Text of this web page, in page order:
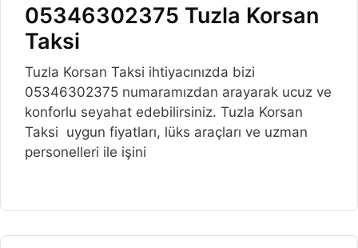
05346302375 Tuzla Korsan
Taksi
Tuzla Korsan Taksi ihtiyacınızda bizi
05346302375 numaramızdan arayarak ucuz ve
konforlu seyahat edebilirsiniz. Tuzla Korsan
Taksi uygun fiyatları, lüks araçları ve uzman
personelleri ile işini